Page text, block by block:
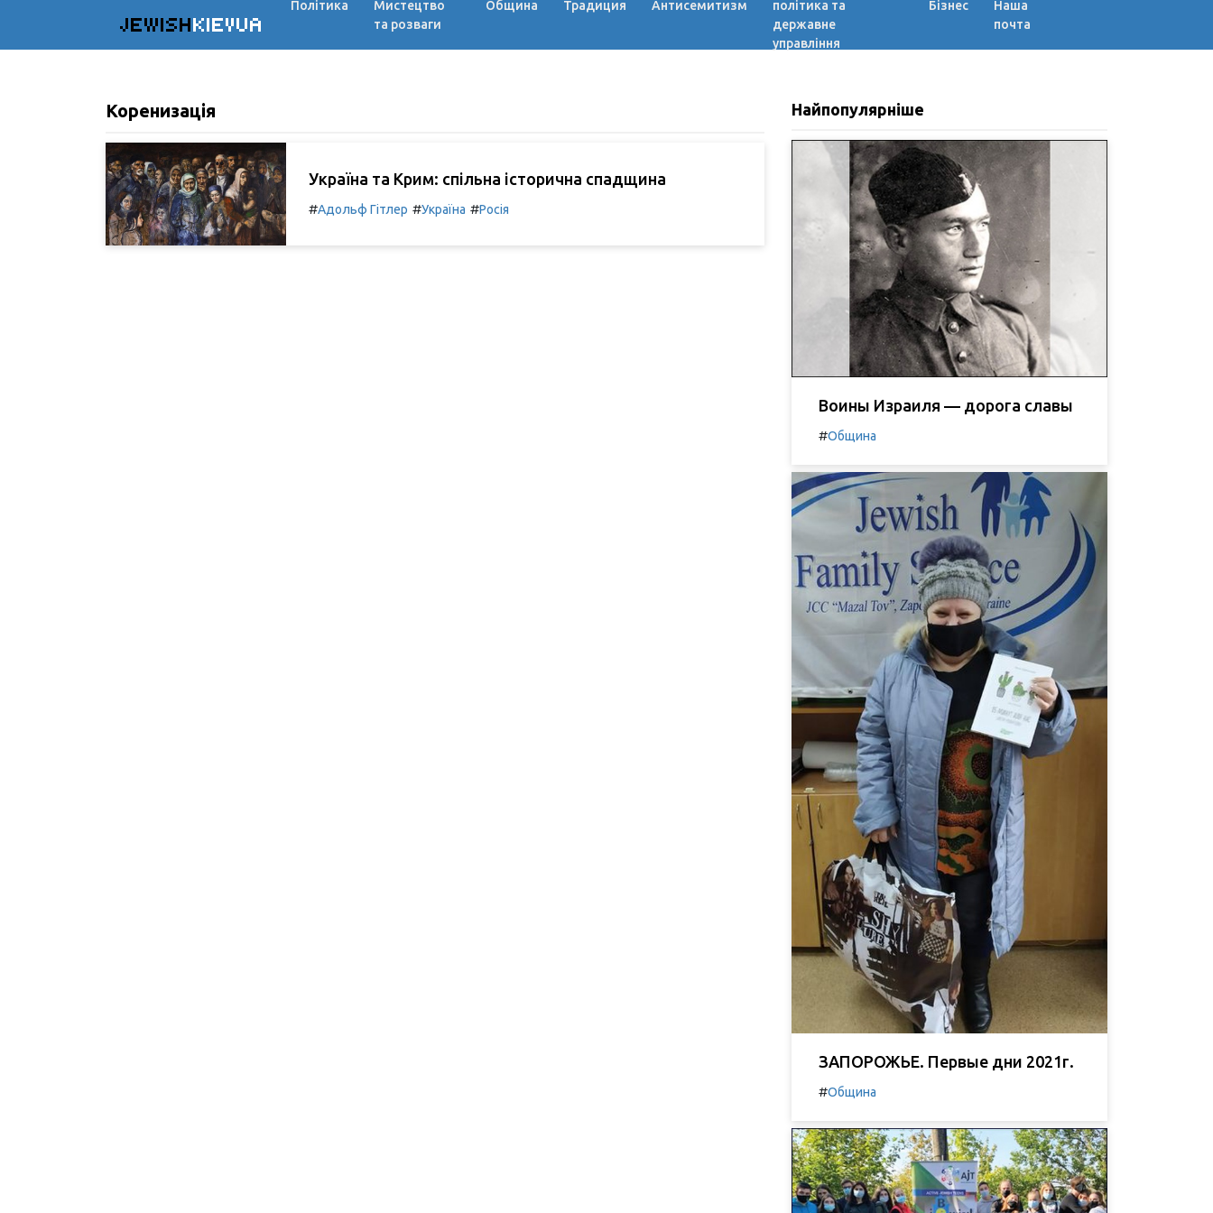
JEWISHKIEVUA
Політика
Мистецтво
та розваги
Община Традиция Антисемитизм
політика та
державне
управління
Бізнес
Наша
почта
Коренизація
Україна та Крим: спільна історична спадщина
#Адольф Гітлер #Україна #Росія
Найпопулярніше
Воины Израиля — дорога славы
#Община
ЗАПОРОЖЬЕ. Первые дни 2021г.
#Община